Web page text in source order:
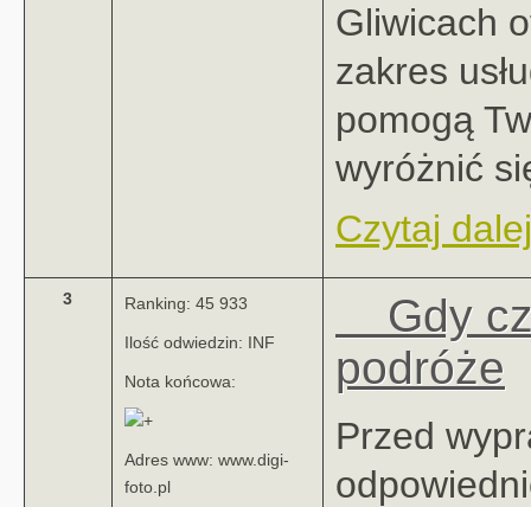
Gliwicach
zakres
pomogą
wyróżnić
Czytaj
3 Ranking: 45 933
Ilość odwiedzin: INF
Nota końcowa:
Adres www: www.digi-
foto.pl
Gdy
podróże
Przed